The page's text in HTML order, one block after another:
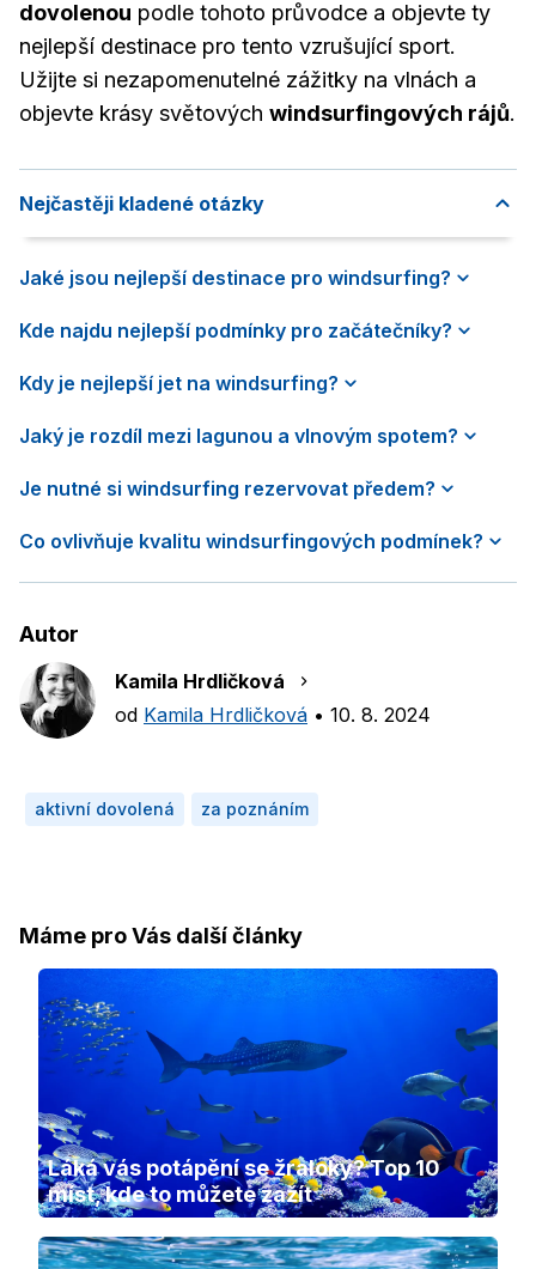
dovolenou podle tohoto průvodce a objevte ty
nejlepší destinace pro tento vzrušující sport.
Užijte si nezapomenutelné zážitky na vlnách a
objevte krásy světových windsurfingových rájů.
Nejčastěji kladené otázky
Jaké jsou nejlepší destinace pro windsurfing?
Kde najdu nejlepší podmínky pro začátečníky?
Kdy je nejlepší jet na windsurfing?
Jaký je rozdíl mezi lagunou a vlnovým spotem?
Je nutné si windsurfing rezervovat předem?
Co ovlivňuje kvalitu windsurfingových podmínek?
Autor
Kamila Hrdličková
od Kamila Hrdličková • 10. 8. 2024
aktivní dovolená za poznáním
Máme pro Vás další články
Láká vás potápění se žraloky? Top 10
míst, kde to můžete zažít